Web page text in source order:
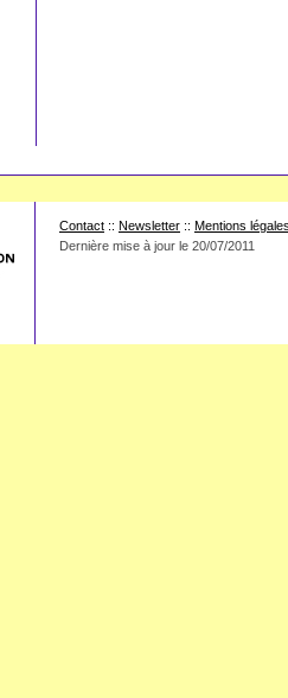
Contact :: Newsletter :: Mentions
Dernière mise à jour le 20/07/2011